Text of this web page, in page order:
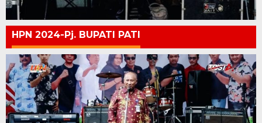
HPN 2024-Pj. BUPATI PATI